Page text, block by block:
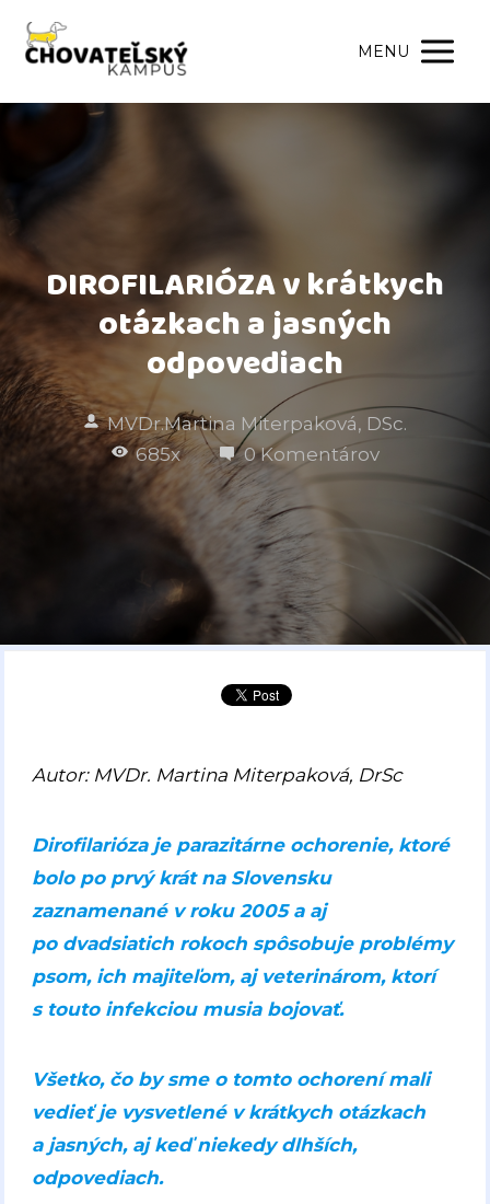
MENU
DIROFILARIÓZA v krátkych
otázkach a jasných
odpovediach
MVDr.Martina Miterpaková, DSc.
685x
0 Komentárov
Autor: MVDr. Martina Miterpaková, DrSc
Dirofilarióza je parazitárne ochorenie, ktoré
bolo po prvý krát na Slovensku
zaznamenané v roku 2005 a aj
po dvadsiatich rokoch spôsobuje problémy
psom, ich majiteľom, aj veterinárom, ktorí
s touto infekciou musia bojovať.
Všetko, čo by sme o tomto ochorení mali
vedieť je vysvetlené v krátkych otázkach
a jasných, aj keď niekedy dlhších,
odpovediach.